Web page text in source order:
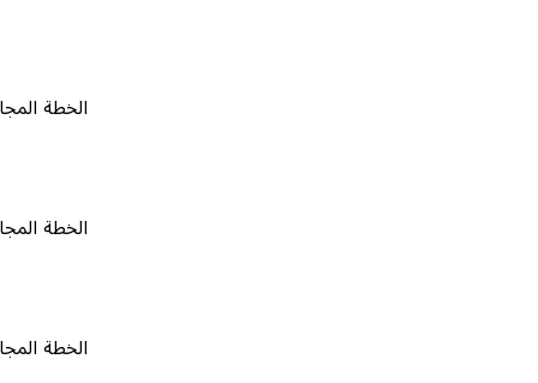
الخطة المجانية ٠
الخطة المجانية ٠
الخطة المجانية ٠